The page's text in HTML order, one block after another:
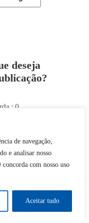
de navegação,
e analisar nosso
com nosso uso
Aceitar tudo
deseja
: 0